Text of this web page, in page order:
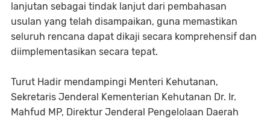
lanjutan sebagai tindak lanjut dari pembahasan
usulan yang telah disampaikan, guna memastikan
seluruh rencana dapat dikaji secara komprehensif dan
diimplementasikan secara tepat.
Turut Hadir mendampingi Menteri Kehutanan,
Sekretaris Jenderal Kementerian Kehutanan Dr. Ir.
Mahfud MP, Direktur Jenderal Pengelolaan Daerah